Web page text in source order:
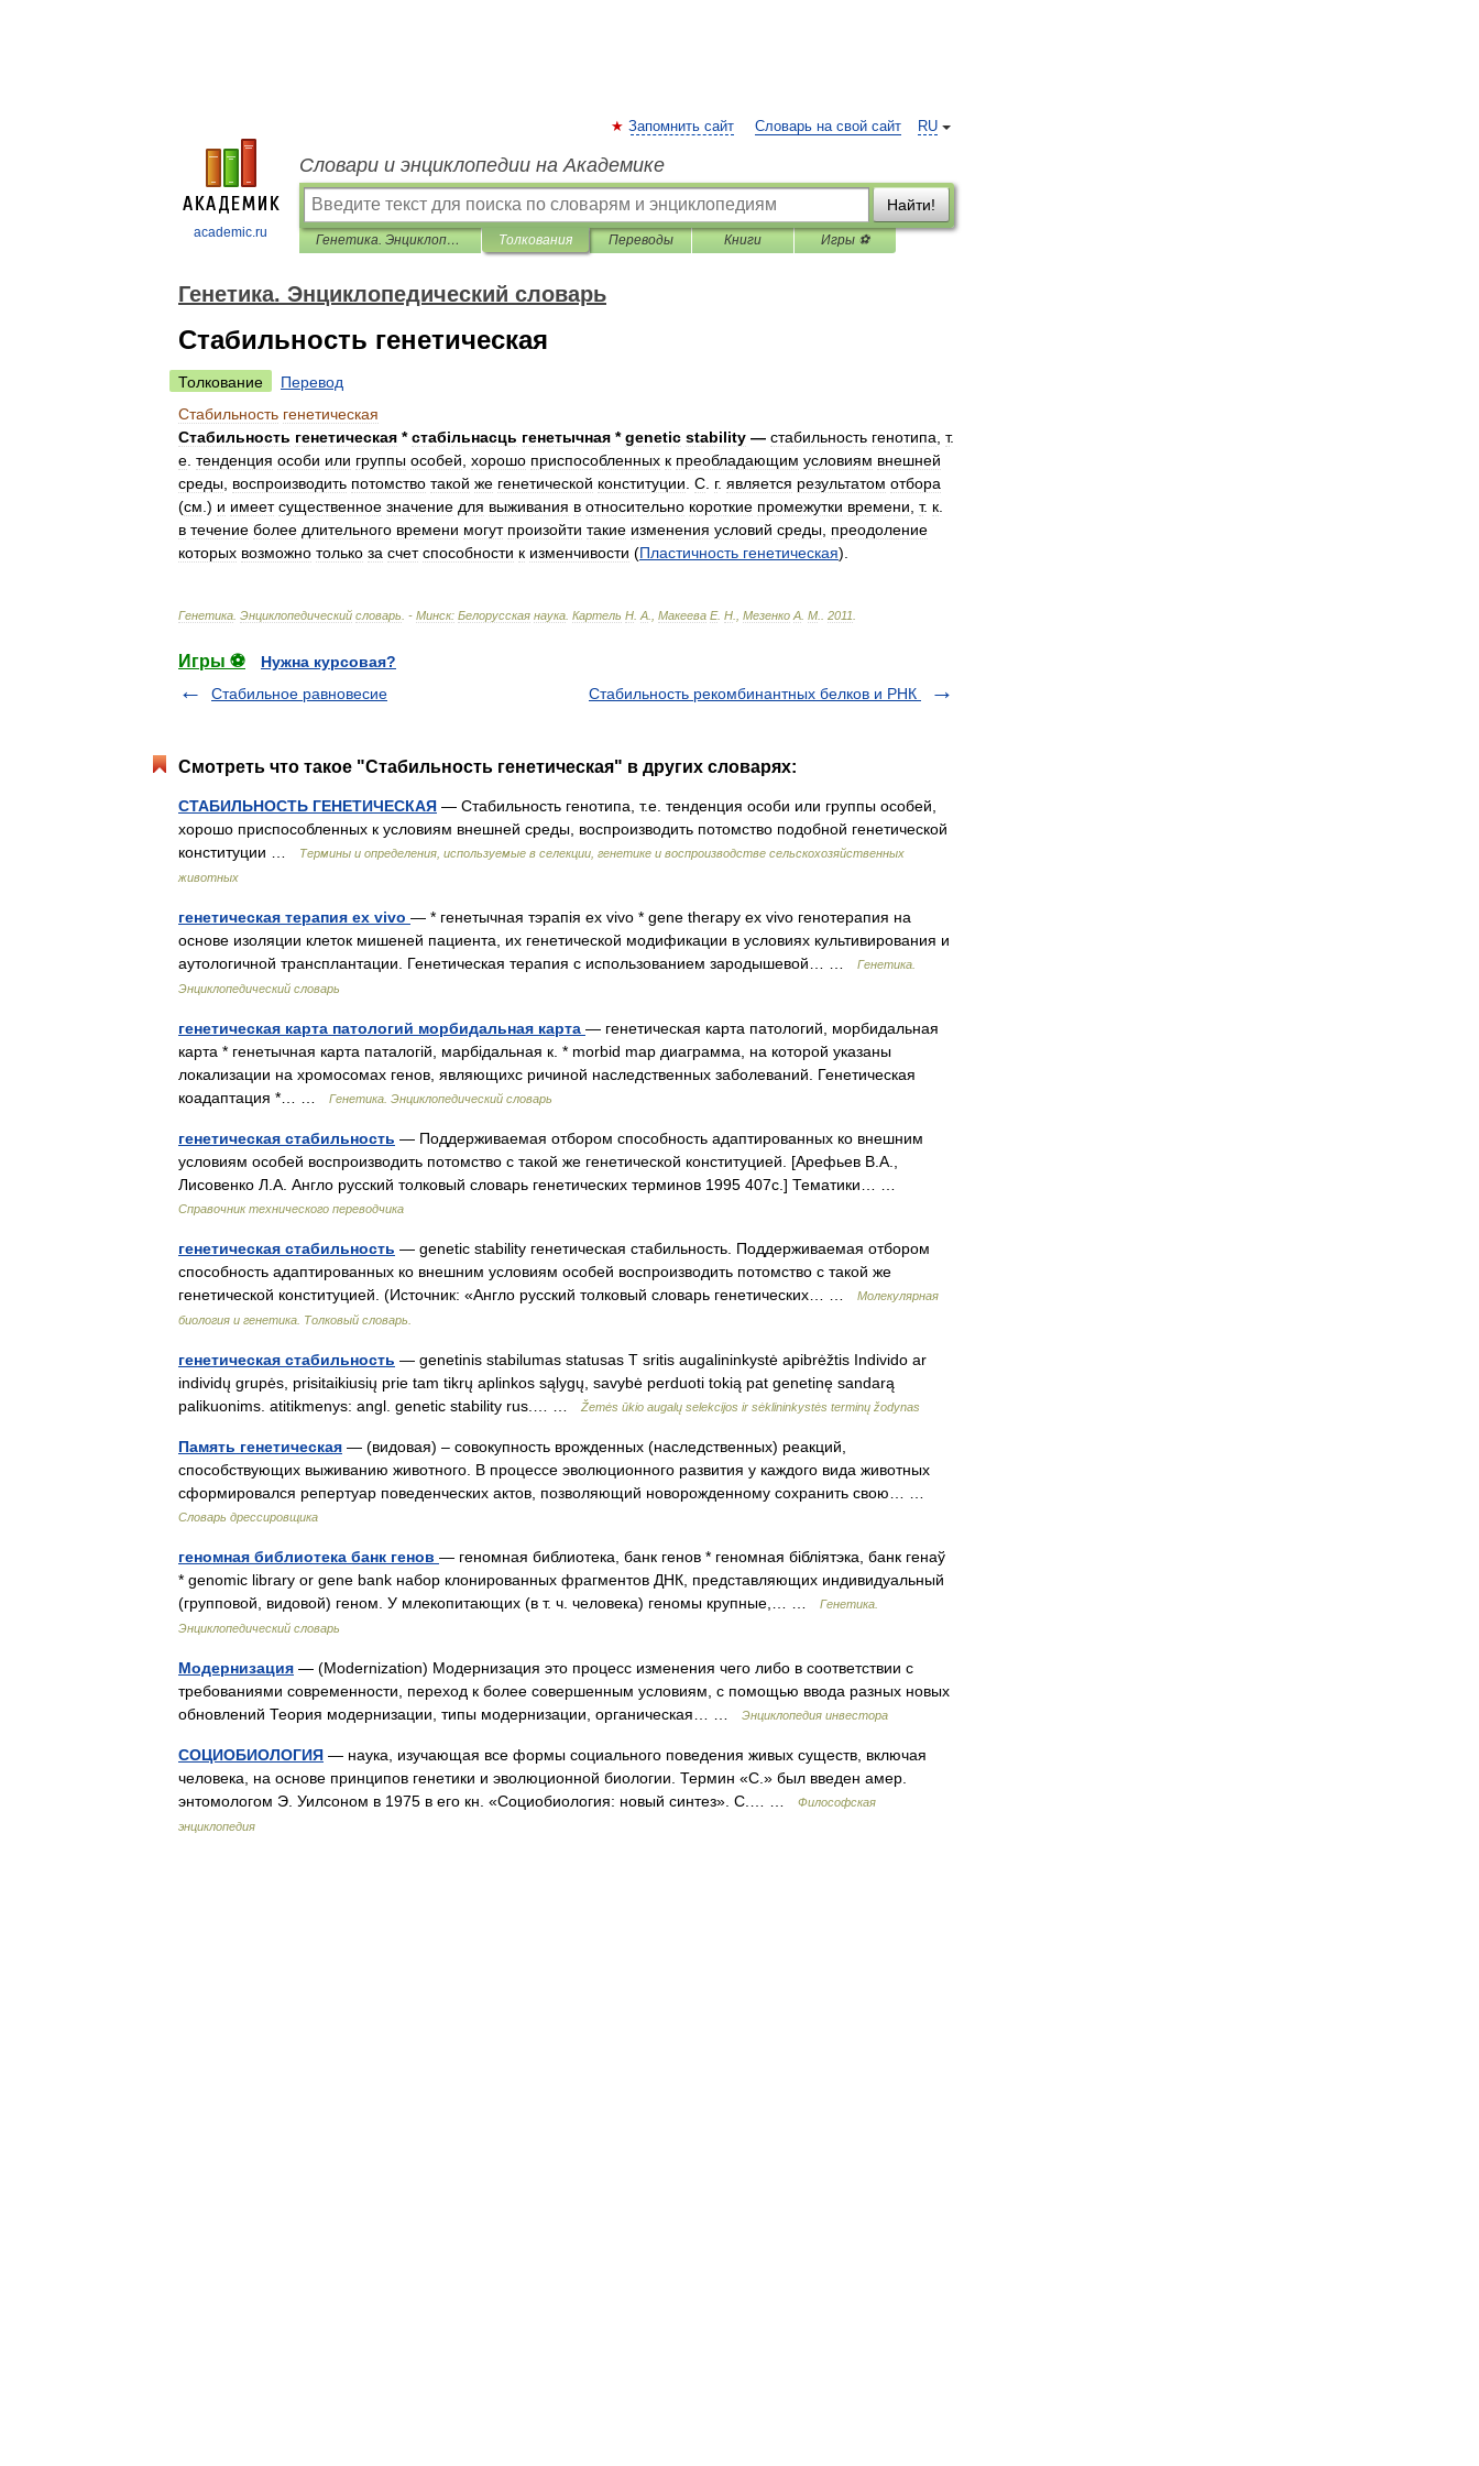
academic.ru
RU
Запомнить сайт Словарь на свой сайт
Словари и энциклопедии на Академике
Найти!
Генетика. Энциклопедический словарь Толкования Переводы Книги Игры ⚽
Генетика. Энциклопедический словарь
Стабильность генетическая
Толкование
Перевод
Стабильность генетическая
Стабильность генетическая *стабільнасць генетычная *genetic stability — стабильность генотипа т.
е тенденция особи или группы особей хорошо приспособленных к преобладающим условиям внешней
среды воспроизводить потомство такой же генетической конституции С г. является результатом отбора
(см .) и имеет существенное значение для выживания в относительно короткие промежутки времени т. к
в течение более длительного времени могут произойти такие изменения условий среды преодоление
которых возможно только за счет способности к изменчивости (Пластичность генетическая).
Генетика Энциклопедический словарь . - Минск: Белорусская наука Картель Н А Макеева Е. Н Мезенко А М 2011
Игры ⚽
Нужна курсовая?
Стабильное равновесие
Стабильность рекомбинантных белков и РНК
Смотреть что такое "Стабильность генетическая" в других словарях:
СТАБИЛЬНОСТЬ ГЕНЕТИЧЕСКАЯ — Стабильность генотипа, т.е. тенденция особи или группы особей,
хорошо приспособленных к условиям внешней среды, воспроизводить потомство подобной генетической
конституции …
Термины и определения, используемые в селекции, генетике и воспроизводстве сельскохозяйственных
животных
генетическая терапия ex vivo — * генетычная тэрапія ex vivo * gene therapy ex vivo генотерапия на
основе изоляции клеток мишеней пациента, их генетической модификации в условиях культивирования и
аутологичной трансплантации. Генетическая терапия с использованием зародышевой… …
Генетика.
Энциклопедический словарь
генетическая карта патологий морбидальная карта — генетическая карта патологий, морбидальная
карта * генетычная карта паталогій, марбідальная к. * morbid map диаграмма, на которой указаны
локализации на хромосомах генов, являющихс ричиной наследственных заболеваний. Генетическая
коадаптация *… …
Генетика. Энциклопедический словарь
генетическая стабильность — Поддерживаемая отбором способность адаптированных ко внешним
условиям особей воспроизводить потомство с такой же генетической конституцией. [Арефьев В.А.,
Лисовенко Л.А. Англо русский толковый словарь генетических терминов 1995 407с.] Тематики… …
Справочник технического переводчика
генетическая стабильность — genetic stability генетическая стабильность. Поддерживаемая отбором
способность адаптированных ко внешним условиям особей воспроизводить потомство с такой же
генетической конституцией. (Источник: «Англо русский толковый словарь генетических… …
Молекулярная
биология и генетика. Толковый словарь.
генетическая стабильность — genetinis stabilumas statusas T sritis augalininkystė apibrėžtis Individo ar
individų grupės, prisitaikiusių prie tam tikrų aplinkos sąlygų, savybė perduoti tokią pat genetinę sandarą
palikuonims. atitikmenys: angl. genetic stability rus.… …
Žemės ūkio augalų selekcijos ir sėklininkystės terminų žodynas
Память генетическая — (видовая) – совокупность врожденных (наследственных) реакций,
способствующих выживанию животного. В процессе эволюционного развития у каждого вида животных
сформировался репертуар поведенческих актов, позволяющий новорожденному сохранить свою… …
Словарь дрессировщика
геномная библиотека банк генов — геномная библиотека, банк генов * геномная бібліятэка, банк генаў
* genomic library or gene bank набор клонированных фрагментов ДНК, представляющих индивидуальный
(групповой, видовой) геном. У млекопитающих (в т. ч. человека) геномы крупные,… …
Генетика.
Энциклопедический словарь
Модернизация — (Modernization) Модернизация это процесс изменения чего либо в соответствии с
требованиями современности, переход к более совершенным условиям, с помощью ввода разных новых
обновлений Теория модернизации, типы модернизации, органическая… …
Энциклопедия инвестора
СОЦИОБИОЛОГИЯ — наука, изучающая все формы социального поведения живых существ, включая
человека, на основе принципов генетики и эволюционной биологии. Термин «С.» был введен амер.
энтомологом Э. Уилсоном в 1975 в его кн. «Социобиология: новый синтез». С.… …
Философская
энциклопедия